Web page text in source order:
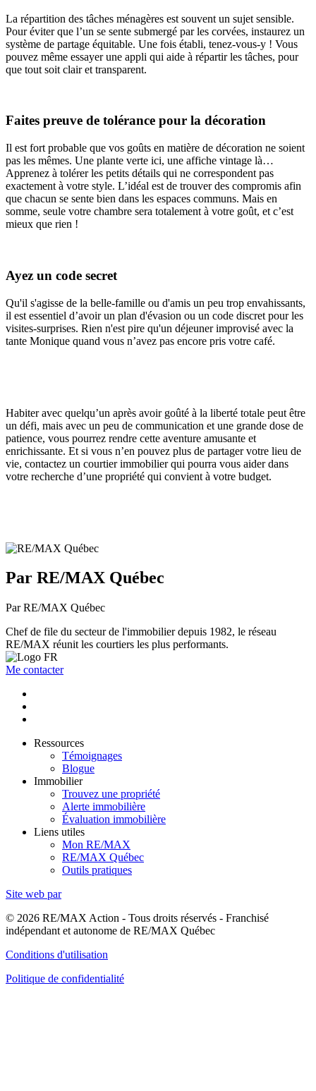
La répartition des tâches ménagères est souvent un sujet sensible.
Pour éviter que l’un se sente submergé par les corvées, instaurez un
système de partage équitable. Une fois établi, tenez-vous-y ! Vous
pouvez même essayer une appli qui aide à répartir les tâches, pour
que tout soit clair et transparent.
Faites preuve de tolérance pour la décoration
Il est fort probable que vos goûts en matière de décoration ne soient
pas les mêmes. Une plante verte ici, une affiche vintage là…
Apprenez à tolérer les petits détails qui ne correspondent pas
exactement à votre style. L’idéal est de trouver des compromis afin
que chacun se sente bien dans les espaces communs. Mais en
somme, seule votre chambre sera totalement à votre goût, et c’est
mieux que rien !
Ayez un code secret
Qu'il s'agisse de la belle-famille ou d'amis un peu trop envahissants,
il est essentiel d’avoir un plan d'évasion ou un code discret pour les
visites-surprises. Rien n'est pire qu'un déjeuner improvisé avec la
tante Monique quand vous n’avez pas encore pris votre café.
Habiter avec quelqu’un après avoir goûté à la liberté totale peut être
un défi, mais avec un peu de communication et une grande dose de
patience, vous pourrez rendre cette aventure amusante et
enrichissante. Et si vous n’en pouvez plus de partager votre lieu de
vie, contactez un courtier immobilier qui pourra vous aider dans
votre recherche d’une propriété qui convient à votre budget.
Par RE/MAX Québec
Par RE/MAX Québec
Chef de file du secteur de l'immobilier depuis 1982, le réseau
RE/MAX réunit les courtiers les plus performants.
Me contacter
Ressources
Témoignages
Blogue
Immobilier
Trouvez une propriété
Alerte immobilière
Évaluation immobilière
Liens utiles
Mon RE/MAX
RE/MAX Québec
Outils pratiques
Site web par
© 2026 RE/MAX Action - Tous droits réservés - Franchisé
indépendant et autonome de RE/MAX Québec
Conditions d'utilisation
Politique de confidentialité